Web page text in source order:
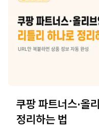
쿠팡 파트너스·올
정리하는 법